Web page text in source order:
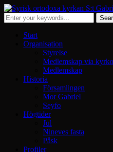
Start
Organisation
Styrelse
Medlemskap via
Medlemskap
Historia
Församlingen
Mor Gabriel
Seyfo
Högtider
Jul
Nineves fasta
Påsk
Profiler